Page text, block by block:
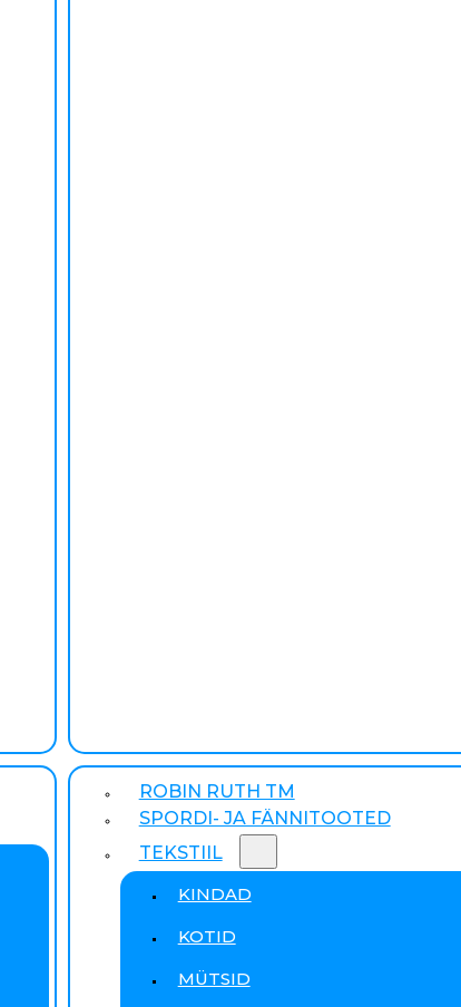
ROBIN RUTH TM
SPORDI- JA FÄNNITOOTED
TEKSTIIL
KINDAD
KOTID
MÜTSID